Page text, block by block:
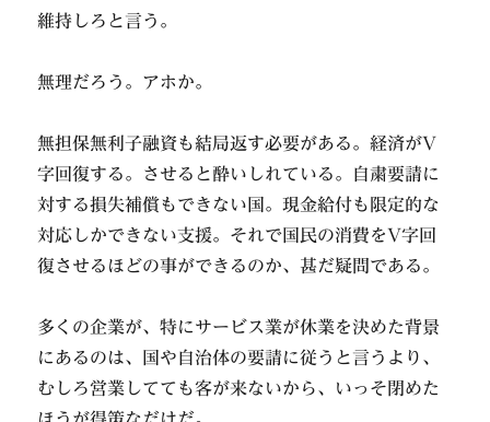
維持しろと言う。
無理だろう。アホか。
無担保無利子融資も結局返す必要がある。経済がV
字回復する。させると酔いしれている。自粛要請に
対する損失補償もできない国。現金給付も限定的な
対応しかできない支援。それで国民の消費をV字回
復させるほどの事ができるのか、甚だ疑問である。
多くの企業が、特にサービス業が休業を決めた背景
にあるのは、国や自治体の要請に従うと言うより、
むしろ営業してても客が来ないから、いっそ閉めた